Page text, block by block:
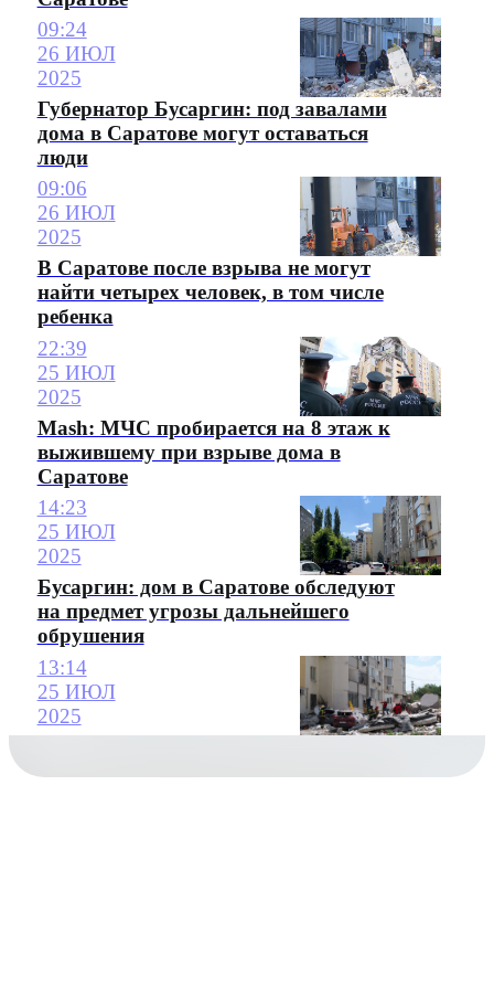
09:24
26 ИЮЛ
2025
Губернатор Бусаргин: под завалами
дома в Саратове могут оставаться
люди
09:06
26 ИЮЛ
2025
В Саратове после взрыва не могут
найти четырех человек, в том числе
ребенка
22:39
25 ИЮЛ
2025
Mash: МЧС пробирается на 8 этаж к
выжившему при взрыве дома в
Саратове
14:23
25 ИЮЛ
2025
Бусаргин: дом в Саратове обследуют
на предмет угрозы дальнейшего
обрушения
13:14
25 ИЮЛ
2025